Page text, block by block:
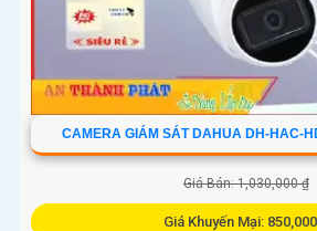
CAMERA GIÁM SÁT DAHUA DH-HAC-
Giá Bán: 1,030,000 ₫
Giá Khuyến Mại: